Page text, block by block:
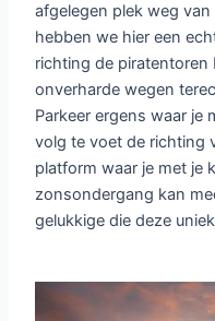
afgelegen plek weg
hebben we hier een
richting de
onverharde wegen
Parkeer ergens waar je
volg te voet de richting
platform waar je met je
zonsondergang kan
gelukkige die deze